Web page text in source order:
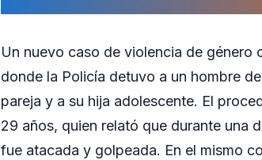
Un nuevo caso de violencia de género
donde la Policía detuvo a un hombre
pareja y a su hija adolescente. El
29 años, quien relató que durante una
fue atacada y golpeada. En el mismo